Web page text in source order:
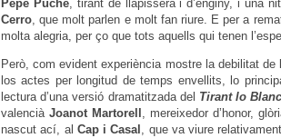
Pepe Puche, tirant de llapissera i d’enginy, i una
Cerro, que molt parlen e molt fan riure. E per a
molta alegria, per ço que tots aquells qui tenen
Però, com evident experiència mostre la debilitat
los actes per longitud de temps envellits, lo
lectura d’una versió dramatitzada del Tirant lo
valenciàJoanot Martorell , mereixedor d’honor,
nascut ací, al Cap i Casal , que va viure